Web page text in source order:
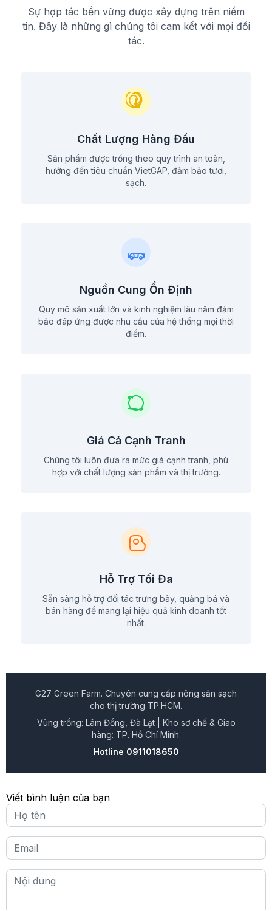
Sự hợp tác bền vững được xây dựng trên niềm
tin. Đây là những gì chúng tôi cam kết với mọi đối
tác.
Chất Lượng Hàng Đầu
Sản phẩm được trồng theo quy trình an toàn,
hướng đến tiêu chuẩn VietGAP, đảm bảo tươi,
sạch.
Nguồn Cung Ổn Định
Quy mô sản xuất lớn và kinh nghiệm lâu năm đảm
bảo đáp ứng được nhu cầu của hệ thống mọi thời
điểm.
Giá Cả Cạnh Tranh
Chúng tôi luôn đưa ra mức giá cạnh tranh, phù
hợp với chất lượng sản phẩm và thị trường.
Hỗ Trợ Tối Đa
Sẵn sàng hỗ trợ đối tác trưng bày, quảng bá và
bán hàng để mang lại hiệu quả kinh doanh tốt
nhất.
G27 Green Farm. Chuyên cung cấp nông sản sạch
cho thị trường TP.HCM.
Vùng trồng: Lâm Đồng, Đà Lạt | Kho sơ chế & Giao
hàng: TP. Hồ Chí Minh.
Hotline 0911018650
Viết bình luận của bạn